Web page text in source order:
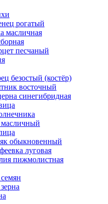
рогатый
масличная
песчаный
безостый (костёр)
восточный
синегибридная
обыкновенный
луговая
пижмолистная